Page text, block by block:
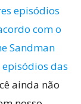
episódios
com o
Sandman
das
ainda não